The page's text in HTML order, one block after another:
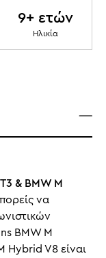
9+ ετών
Ηλικία
& BMW M
να
BMW M
Hybrid V8 είναι